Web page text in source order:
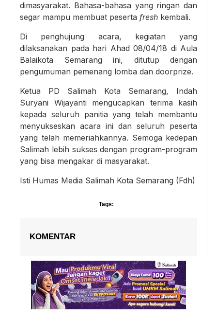
dimasyarakat. Bahasa-bahasa yang ringan dan
segar mampu membuat peserta fresh kembali.
Di penghujung acara, kegiatan yang
dilaksanakan pada hari Ahad 08/04/18 di Aula
Balaikota Semarang ini, ditutup dengan
pengumuman pemenang lomba dan doorprize.
Ketua PD Salimah Kota Semarang, Indah
Suryani Wijayanti mengucapkan terima kasih
kepada seluruh panitia yang telah membantu
menyukseskan acara ini dan seluruh peserta
yang telah memeriahkannya. Semoga kedepan
Salimah lebih sukses dengan program-program
yang bisa mengakar di masyarakat.
Isti Humas Media Salimah Kota Semarang (Fdh)
Tags:
KOMENTAR